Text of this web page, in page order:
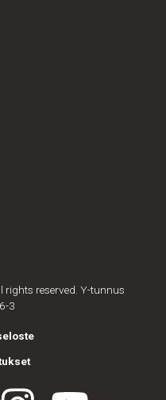
rights reserved. Y-tunnus
3